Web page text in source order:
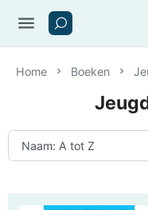
menu
Home Boeken